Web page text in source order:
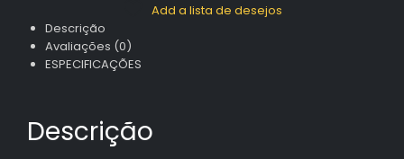
Add a lista de desejos
Descrição
Avaliações (0)
ESPECIFICAÇÕES
Descrição